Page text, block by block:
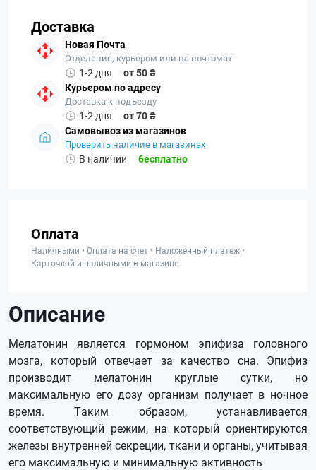
Доставка
Новая Почта
Отделение, курьером или на почтомат
1-2 дня
от 50 ₴
Курьером по адресу
Доставка к подъезду
1-2 дня
от 70 ₴
Самовывоз из магазинов
Проверить наличие в магазинах
В наличии бесплатно
Оплата
Наличными • Оплата на счет • Наложенный платеж •
Карточкой и наличными в магазине
Описание
Мелатонин является гормоном эпифиза головного
мозга, который отвечает за качество сна. Эпифиз
производит мелатонин круглые сутки, но
максимальную его дозу организм получает в ночное
время. Таким образом, устанавливается
соответствующий режим, на который ориентируются
железы внутренней секреции, ткани и органы, учитывая
его максимальную и минимальную активность